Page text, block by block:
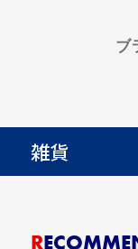
ブ
雑貨